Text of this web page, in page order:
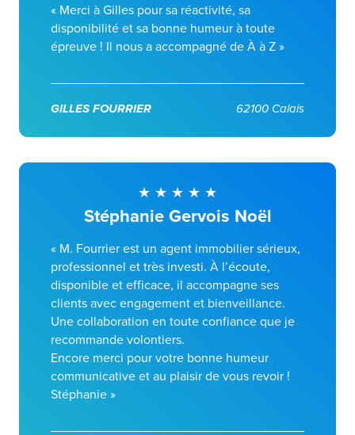
« Merci à Gilles pour sa réactivité, sa
disponibilité et sa bonne humeur à toute
épreuve ! Il nous a accompagné de À à Z »
GILLES FOURRIER 62100 Calais
Stéphanie Gervois Noël
« M. Fourrier est un agent immobilier sérieux,
professionnel et très investi. À l’écoute,
disponible et efficace, il accompagne ses
clients avec engagement et bienveillance.
Une collaboration en toute confiance que je
recommande volontiers.
Encore merci pour votre bonne humeur
communicative et au plaisir de vous revoir !
Stéphanie »